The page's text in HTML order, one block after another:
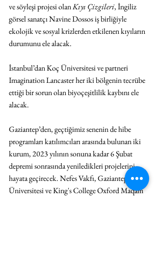
ve söyleşi projesi olan Kıyı Çizgileri, İngiliz
görsel sanatçı Navine Dossos iş birliğiyle
ekolojik ve sosyal krizlerden etkilenen kıyıların
durumunu ele alacak.
İstanbul’dan Koç Üniversitesi ve partneri
Imagination Lancaster her iki bölgenin tecrübe
ettiği bir sorun olan biyoçeşitlilik kaybını ele
alacak.
Gaziantep’den, geçtiğimiz senenin de hibe
programları katılımcıları arasında bulunan iki
kurum, 2023 yılının sonuna kadar 6 Şubat
depremi sonrasında yeniledikleri projelerini
hayata geçirecek. Nefes Vakfı, Gaziantep
Üniversitesi ve King's College Oxford Maqam